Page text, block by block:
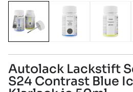
Autolack Lackstift
S24 Contrast Blue